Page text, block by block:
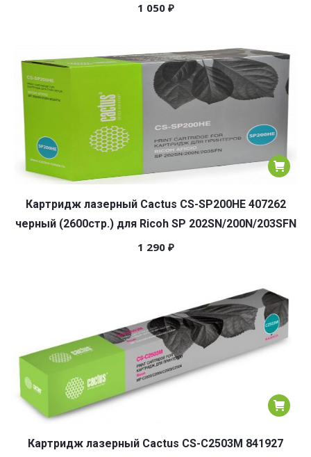
1 050 ₽
Картридж лазерный Cactus CS-SP200HE 407262
черный (2600стр.) для Ricoh SP 202SN/200N/203SFN
1 290 ₽
Картридж лазерный Cactus CS-C2503M 841927